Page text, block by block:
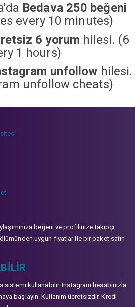
Bedava 250 beğeni
every 10 minutes)
6 yorum hilesi. (6
1 hours)
unfollow hilesi.
unfollow cheats)
beğeni ve profilinize takipçi
uygun fiyatlar ile bir paket satın
sistemi kullanabilir. Instagram hesabınızla
başlayın. Kullanım ücretsizdir. Kredi